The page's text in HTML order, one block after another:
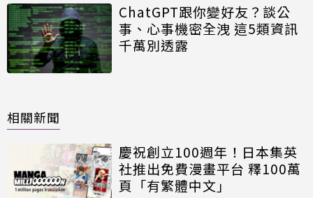
ChatGPT跟你變好友？談公
事、心事機密全洩 這5類資訊
千萬別透露
相關新聞
慶祝創立100週年！日本集英
社推出免費漫畫平台 釋100萬
頁「有繁體中文」